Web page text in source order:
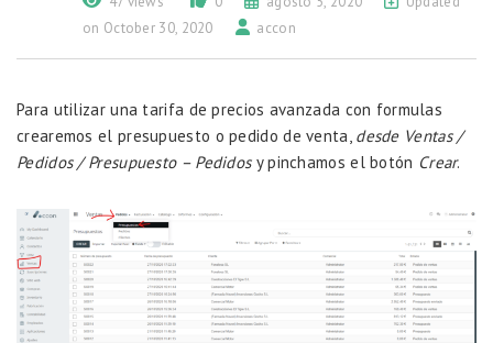
on October 30, 2020
accon
Para utilizar una tarifa de precios avanzada con formulas
crearemos el presupuesto o pedido de venta, desde Ventas /
Pedidos / Presupuesto – Pedidosy pinchamos el botón Crear.